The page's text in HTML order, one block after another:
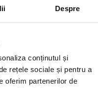
Despre
conținutul și
rețele sociale și pentru a
oferim partenerilor de
3.2 g
10 g